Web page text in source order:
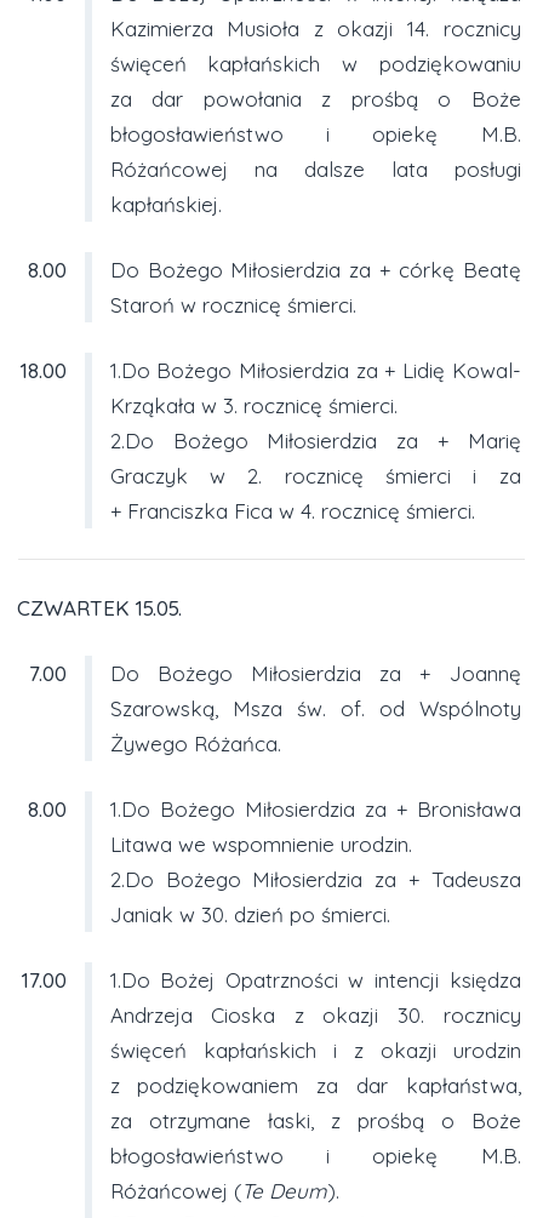
Kazimierza Musioła z okazji 14. rocznicy
święceń kapłańskich w podziękowaniu
za dar powołania z prośbą o Boże
błogosławieństwo i opiekę M.B.
Różańcowej na dalsze lata posługi
kapłańskiej.
8.00
Do Bożego Miłosierdzia za + córkę Beatę
Staroń w rocznicę śmierci.
18.00
1.Do Bożego Miłosierdzia za + Lidię Kowal-
Krząkała w 3. rocznicę śmierci.
2.Do Bożego Miłosierdzia za + Marię
Graczyk w 2. rocznicę śmierci i za
+ Franciszka Fica w 4. rocznicę śmierci.
CZWARTEK 15.05.
7.00
Do Bożego Miłosierdzia za + Joannę
Szarowską, Msza św. of. od Wspólnoty
Żywego Różańca.
8.00
1.Do Bożego Miłosierdzia za + Bronisława
Litawa we wspomnienie urodzin.
2.Do Bożego Miłosierdzia za + Tadeusza
Janiak w 30. dzień po śmierci.
17.00
1.Do Bożej Opatrzności w intencji księdza
Andrzeja Cioska z okazji 30. rocznicy
święceń kapłańskich i z okazji urodzin
z podziękowaniem za dar kapłaństwa,
za otrzymane łaski, z prośbą o Boże
błogosławieństwo i opiekę M.B.
Różańcowej (Te Deum).